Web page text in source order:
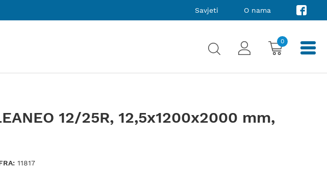
Savjeti O nama
0
12/25R, 12,5x1200x2000 mm,
11817